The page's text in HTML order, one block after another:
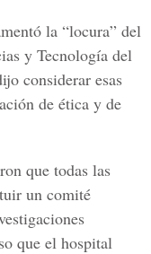
la “locura” del
y Tecnología del
considerar esas
de ética y de
que todas las
un comité
que el hospital